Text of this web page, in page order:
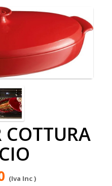
COTTURA
(Iva Inc )